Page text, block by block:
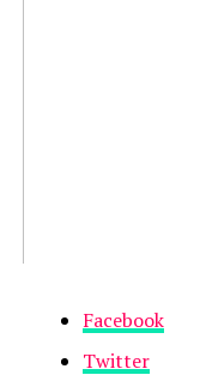
Facebook
Twitter